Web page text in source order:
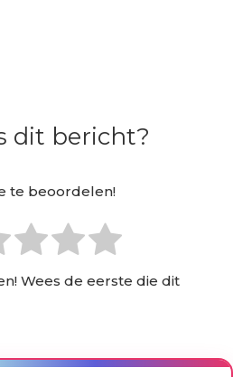
dit bericht?
te beoordelen!
Wees de eerste die dit